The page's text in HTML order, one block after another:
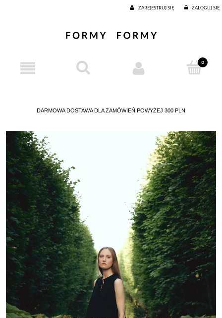
ZAREJESTRUJ SIĘ ZALOGUJ SIĘ
DARMOWA DOSTAWA DLA ZAMÓWIEŃ POWYŻEJ 300 PLN